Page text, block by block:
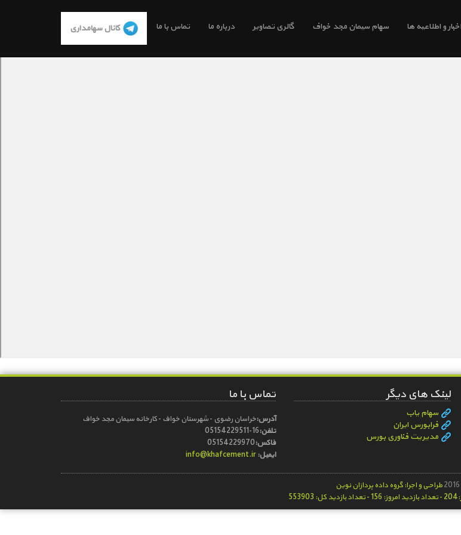
اخبار و اطلاعیه ها سهام سیمان مجد خواف گالری تصاویر درباره ما تماس با ما کانال سهامداری
لینک های دیگر
سهام یاب
فرابورس ایران
مدیریت فناوری بورس
تماس با ما
آدرس:خراسان رضوی - شهرستان خواف - کارخانه سیمان مجد خواف
تلفن:05154229511-16
فاکس:05154229970
ایمیل:info@khafcement.ir
طراحی و اجرا: گروه داده پردازان نوین